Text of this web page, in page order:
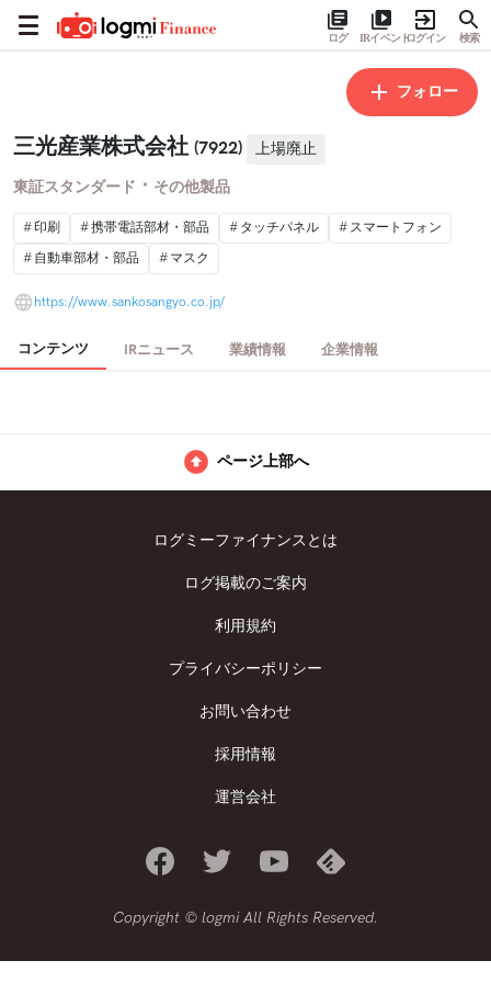
ログ IRイベントログイン 検索
フォロー
三光産業株式会社 (7922) 上場廃止
東証スタンダード ・ その他製品
印刷 携帯電話部材・部品 タッチパネル
スマートフォン
自動車部材・部品
マスク
https://www.sankosangyo.co.jp/
コンテンツ IRニュース 業績情報 企業情報
ページ上部へ
ログミーファイナンスとは
ログ掲載のご案内
利用規約
プライバシーポリシー
お問い合わせ
採用情報
運営会社
Copyright © logmi All Rights Reserved.